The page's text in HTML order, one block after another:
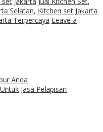
Selatan, Kitchen set Jakarta
Terpercaya Leave a
Anda
Jasa Pelapisan